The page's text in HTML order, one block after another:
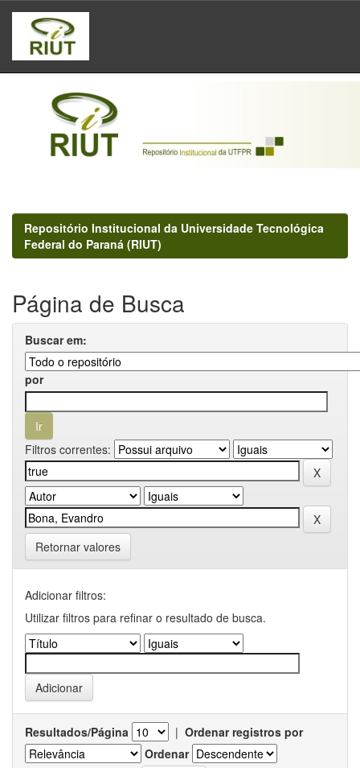
Skip
navigation
Repositório Institucional da Universidade Tecnológica
Federal do Paraná (RIUT)
Página de Busca
Buscar em:
por
Filtros correntes:
Retornar valores
Adicionar filtros:
Utilizar filtros para refinar o resultado de busca.
Resultados/Página | Ordenar registros por
Ordenar